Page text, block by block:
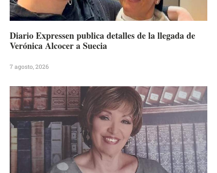
Diario Expressen publica detalles de la llegada de
Verónica Alcocer a Suecia
7 agosto, 2026